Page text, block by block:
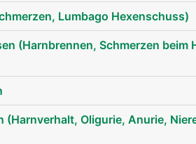
Lumbago Hexenschuss)
(Harnbrennen, Schmerzen beim
(Harnverhalt, Oligurie, Anurie,